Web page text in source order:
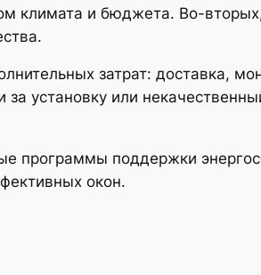
климата и бюджета. Во-
затрат: доставка,
установку или
программы поддержки
окон.